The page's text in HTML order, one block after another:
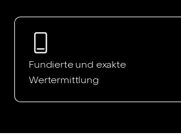
Fundierte und exakte
Wertermittlung